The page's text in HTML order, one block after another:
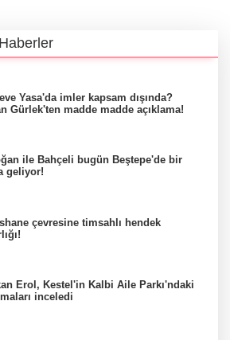
Yasa'da imler kapsam dışında?
Gürlek'ten madde madde açıklama!
ile Bahçeli bugün Beştepe'de bir
geliyor!
çevresine timsahlı hendek
Erol, Kestel'in Kalbi Aile Parkı'ndaki
inceledi